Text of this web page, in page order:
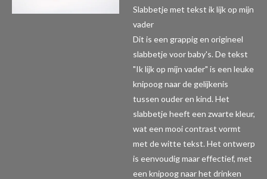
Slabbetje met tekst ik lijk op mijn
vader
Dit is een grappig en origineel
slabbetje voor baby's. De tekst
"Ik lijk op mijn vader" is een leuke
knipoog naar de gelijkenis
tussen ouder en kind. Het
slabbetje heeft een zwarte kleur,
wat een mooi contrast vormt
met de witte tekst. Het ontwerp
is eenvoudig maar effectief, met
een knipoog naar het drinken